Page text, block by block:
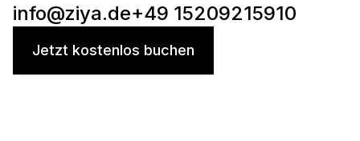
info@ziya.de+49 15209215910
Jetzt kostenlos buchen